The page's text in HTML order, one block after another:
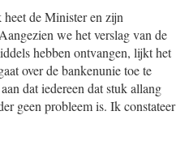
de Minister en zijn
we het verslag van de
hebben ontvangen, lijkt het
over de bankenunie toe te
dat iedereen dat stuk allang
geen probleem is. Ik constateer